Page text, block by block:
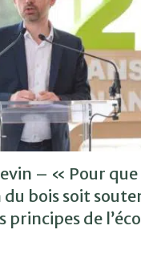
– « Pour
bois soit
principes de